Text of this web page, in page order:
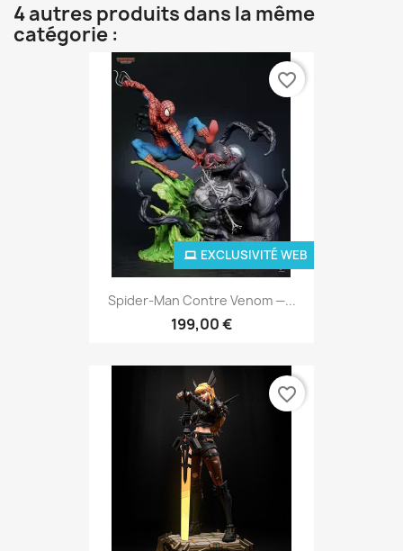
4 autres produits dans la même
catégorie :
Spider-Man Contre Venom —...
199,00 €
EXCLUSIVITÉ WEB
favorite_border
favorite_border